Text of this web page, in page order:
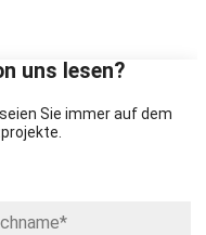
uns lesen?
Sie immer auf dem